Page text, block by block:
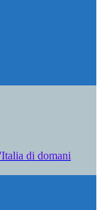
di domani